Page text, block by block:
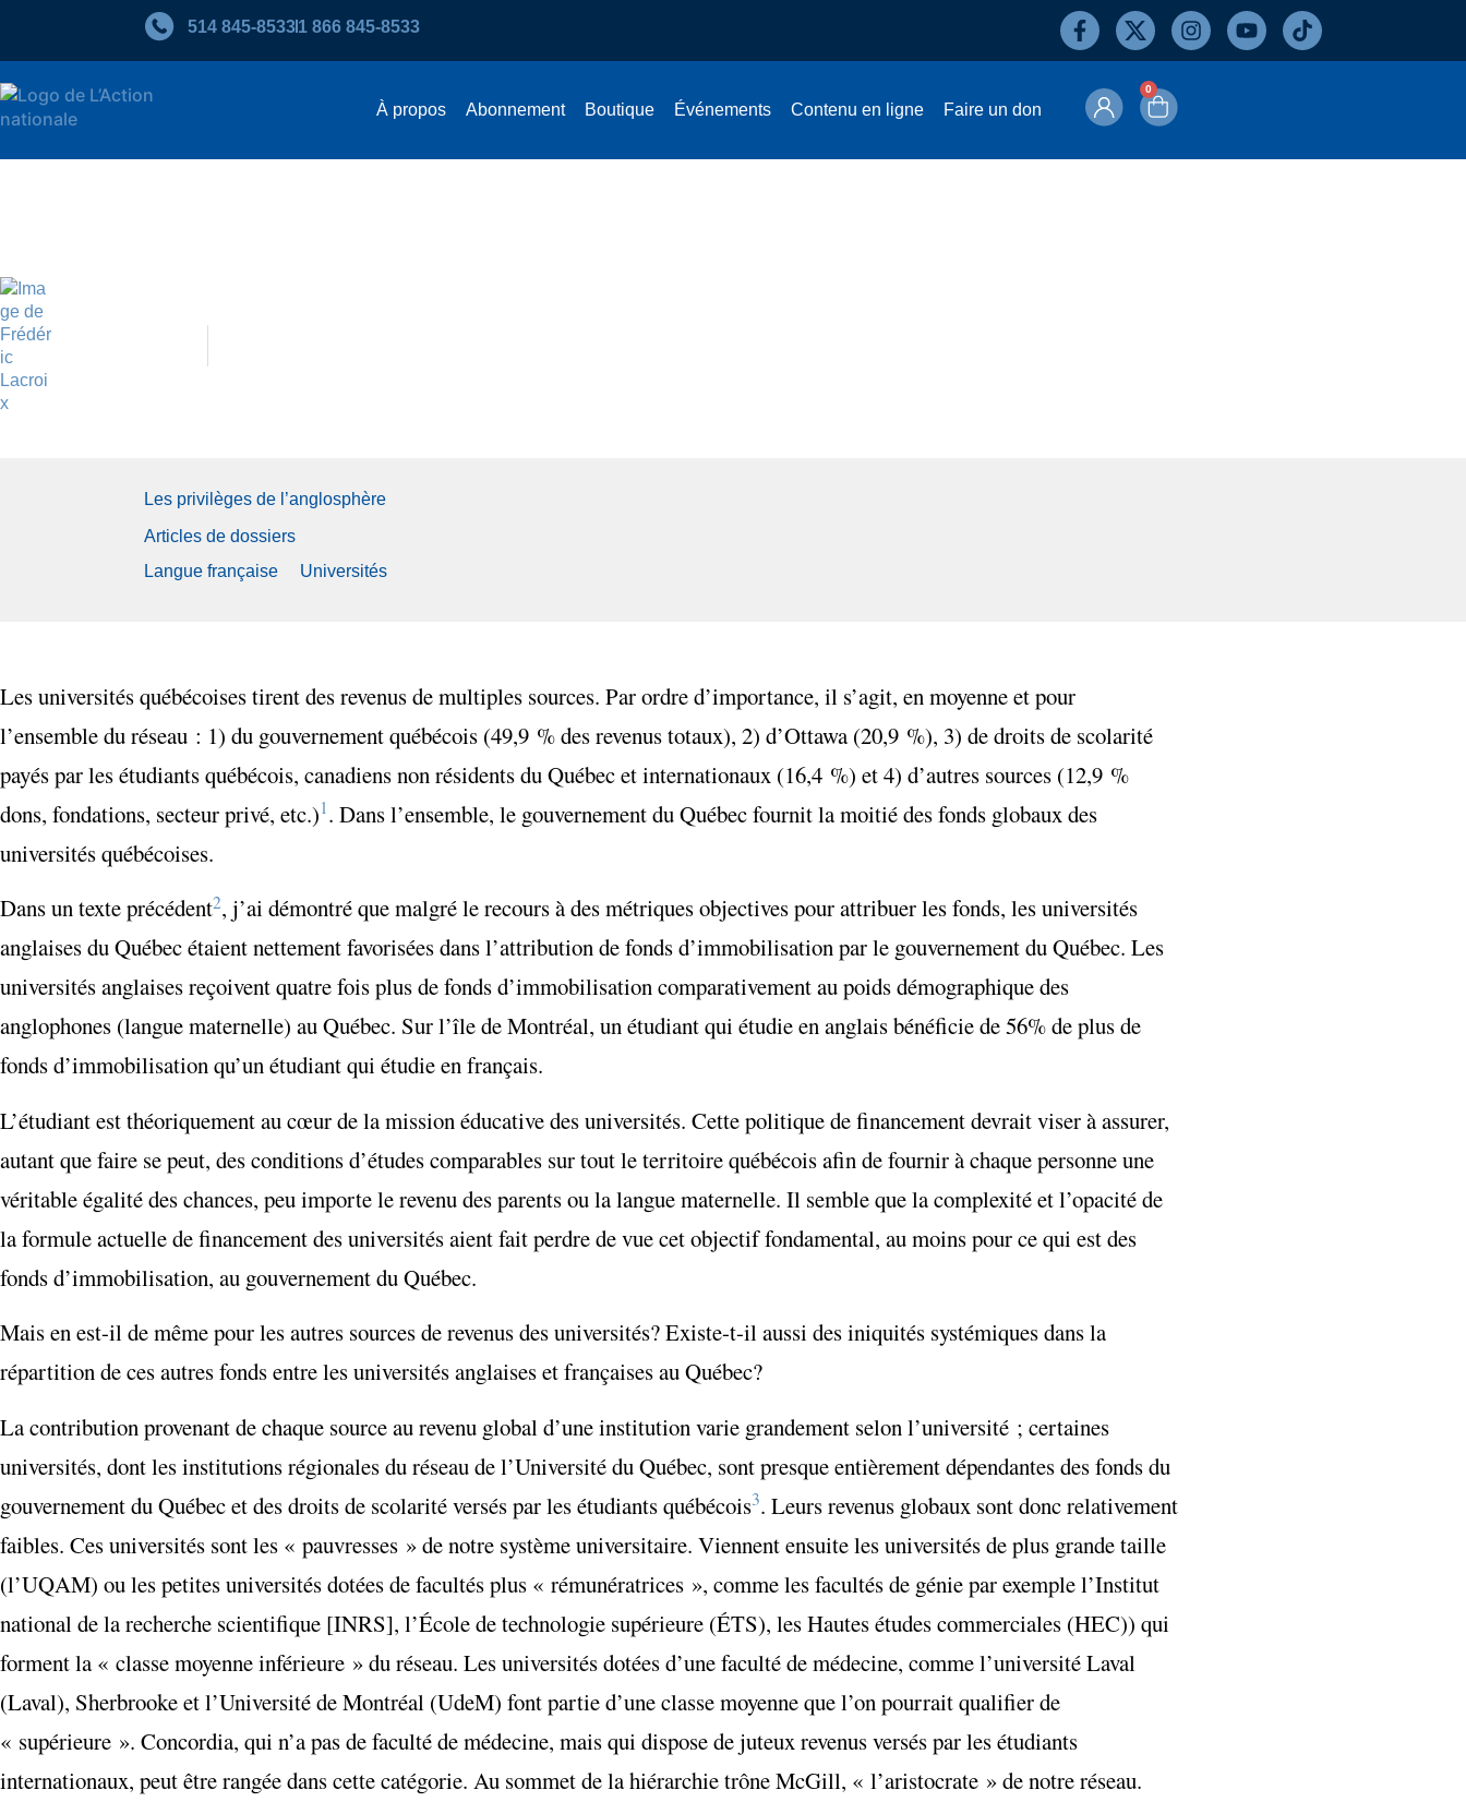
514 845‑85331 866 845‑8533
À propos Abonnement Boutique Événements Contenu en ligne Faire un don
0
Les privilèges de l’anglosphère
Articles de dossiers
Langue française
Universités
Les universités québécoises tirent des revenus de multiples sources. Par ordre d’importance, il s’agit, en moyenne et pour
l’ensemble du réseau : 1) du gouvernement québécois (49,9 % des revenus totaux), 2) d’Ottawa (20,9 %), 3) de droits de scolarité
payés par les étudiants québécois, canadiens non résidents du Québec et internationaux (16,4 %) et 4) d’autres sources (12,9 %
dons, fondations, secteur privé, etc.)1. Dans l’ensemble, le gouvernement du Québec fournit la moitié des fonds globaux des
universités québécoises.
Dans un texte précédent2, j’ai démontré que malgré le recours à des métriques objectives pour attribuer les fonds, les universités
anglaises du Québec étaient nettement favorisées dans l’attribution de fonds d’immobilisation par le gouvernement du Québec. Les
universités anglaises reçoivent quatre fois plus de fonds d’immobilisation comparativement au poids démographique des
anglophones (langue maternelle) au Québec. Sur l’île de Montréal, un étudiant qui étudie en anglais bénéficie de 56% de plus de
fonds d’immobilisation qu’un étudiant qui étudie en français.
L’étudiant est théoriquement au cœur de la mission éducative des universités. Cette politique de financement devrait viser à assurer,
autant que faire se peut, des conditions d’études comparables sur tout le territoire québécois afin de fournir à chaque personne une
véritable égalité des chances, peu importe le revenu des parents ou la langue maternelle. Il semble que la complexité et l’opacité de
la formule actuelle de financement des universités aient fait perdre de vue cet objectif fondamental, au moins pour ce qui est des
fonds d’immobilisation, au gouvernement du Québec.
Mais en est-il de même pour les autres sources de revenus des universités? Existe-t-il aussi des iniquités systémiques dans la
répartition de ces autres fonds entre les universités anglaises et françaises au Québec?
La contribution provenant de chaque source au revenu global d’une institution varie grandement selon l’université ; certaines
universités, dont les institutions régionales du réseau de l’Université du Québec, sont presque entièrement dépendantes des fonds du
gouvernement du Québec et des droits de scolarité versés par les étudiants québécois3. Leurs revenus globaux sont donc relativement
faibles. Ces universités sont les « pauvresses » de notre système universitaire. Viennent ensuite les universités de plus grande taille
(l’UQAM) ou les petites universités dotées de facultés plus « rémunératrices », comme les facultés de génie par exemple l’Institut
national de la recherche scientifique [INRS], l’École de technologie supérieure (ÉTS), les Hautes études commerciales (HEC)) qui
forment la « classe moyenne inférieure » du réseau. Les universités dotées d’une faculté de médecine, comme l’université Laval
(Laval), Sherbrooke et l’Université de Montréal (UdeM) font partie d’une classe moyenne que l’on pourrait qualifier de
« supérieure ». Concordia, qui n’a pas de faculté de médecine, mais qui dispose de juteux revenus versés par les étudiants
internationaux, peut être rangée dans cette catégorie. Au sommet de la hiérarchie trône McGill, « l’aristocrate » de notre réseau.